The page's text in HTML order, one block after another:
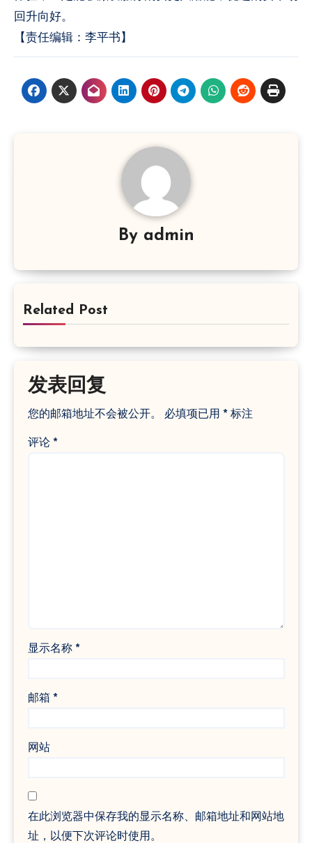
回升向好。
【责任编辑：李平书】
By admin
Related Post
发表回复
您的邮箱地址不会被公开。 必填项已用 *标注
评论 *
显示名称 *
邮箱 *
网站
在此浏览器中保存我的显示名称、邮箱地址和网站地
址，以便下次评论时使用。